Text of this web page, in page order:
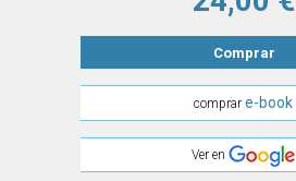
Comprar
comprare-book
Ver en